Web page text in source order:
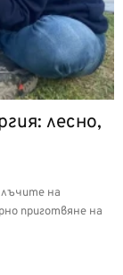
лесно,
на
приготвяне на